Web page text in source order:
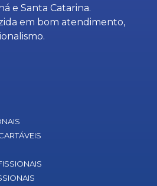
e Santa Catarina.
em bom atendimento,